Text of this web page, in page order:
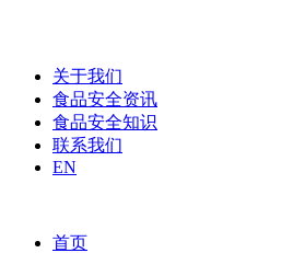
关于我们
食品安全资讯
食品安全知识
联系我们
EN
首页